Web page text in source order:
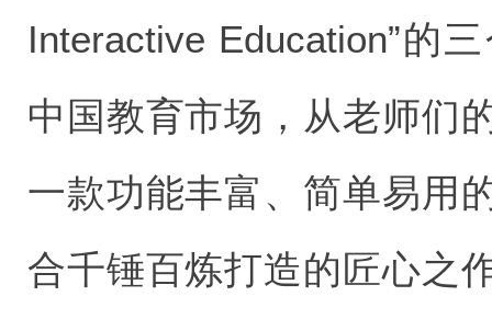
Interactive Education”的
中国教育市场，从老师们
一款功能丰富、简单易用
合千锤百炼打造的匠心之